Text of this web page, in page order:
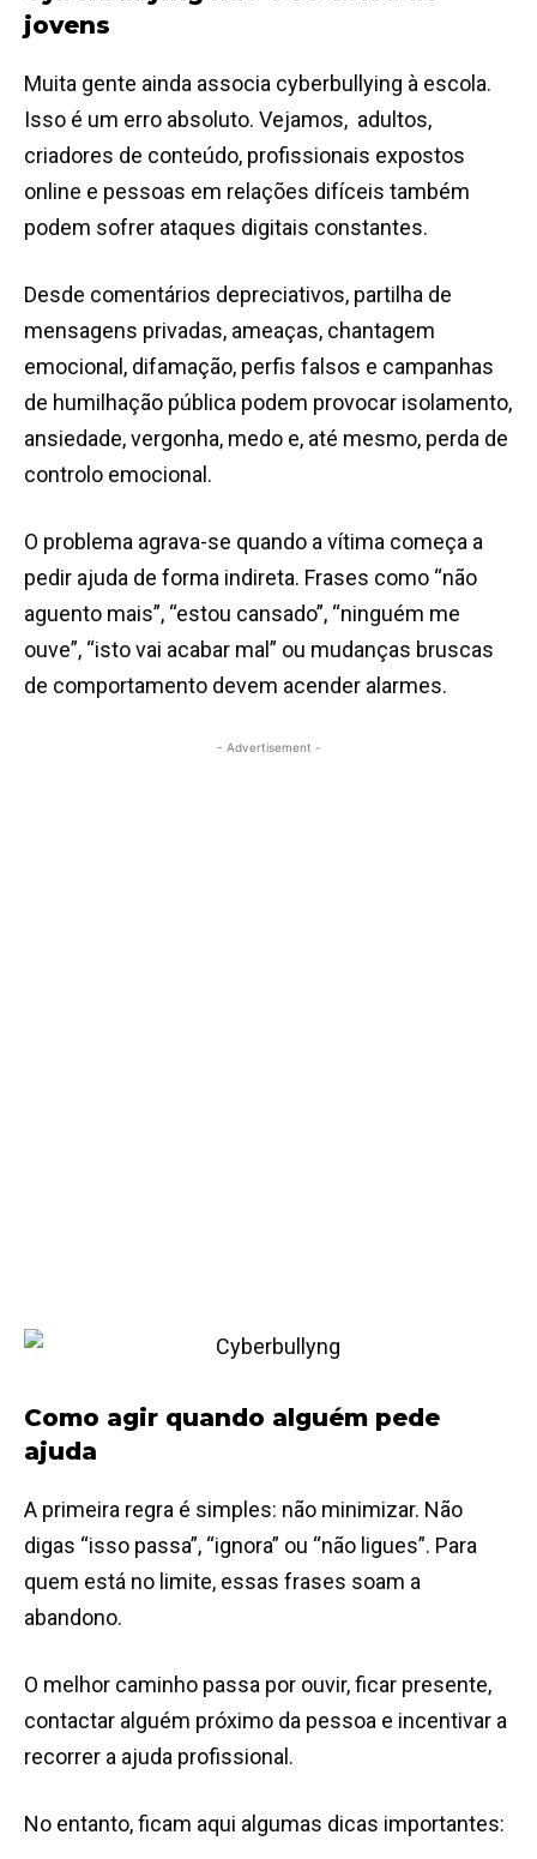
jovens
Muita gente ainda associa cyberbullying à escola.
Isso é um erro absoluto. Vejamos, adultos,
criadores de conteúdo, profissionais expostos
online e pessoas em relações difíceis também
podem sofrer ataques digitais constantes.
Desde comentários depreciativos, partilha de
mensagens privadas, ameaças, chantagem
emocional, difamação, perfis falsos e campanhas
de humilhação pública podem provocar isolamento,
ansiedade, vergonha, medo e, até mesmo, perda de
controlo emocional.
O problema agrava-se quando a vítima começa a
pedir ajuda de forma indireta. Frases como “não
aguento mais”, “estou cansado”, “ninguém me
ouve”, “isto vai acabar mal” ou mudanças bruscas
de comportamento devem acender alarmes.
- Advertisement -
Como agir quando alguém pede
ajuda
A primeira regra é simples: não minimizar. Não
digas “isso passa”, “ignora” ou “não ligues”. Para
quem está no limite, essas frases soam a
abandono.
O melhor caminho passa por ouvir, ficar presente,
contactar alguém próximo da pessoa e incentivar a
recorrer a ajuda profissional.
No entanto, ficam aqui algumas dicas importantes: